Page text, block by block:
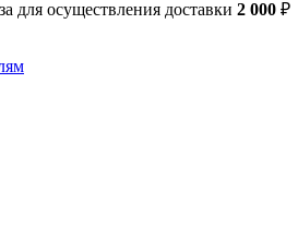
для осуществления доставки 2 000 ₽